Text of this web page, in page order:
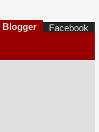
Blogger Facebook